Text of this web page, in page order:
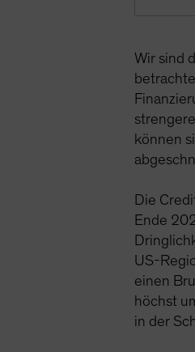
Wir sind
können
Die
Ende
US-
einen
höchst
in der